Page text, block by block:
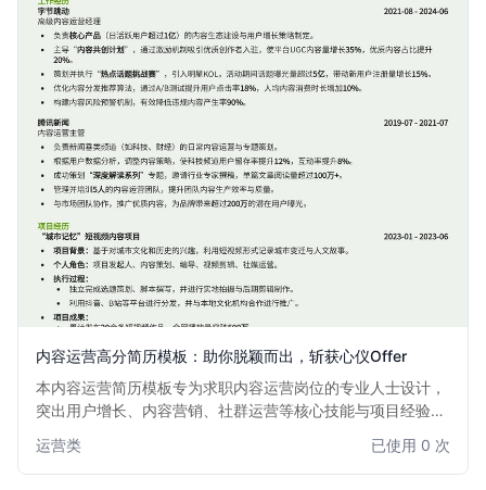
内容运营高分简历模板：助你脱颖而出，斩获心仪Offer
本内容运营简历模板专为求职内容运营岗位的专业人士设计，
突出用户增长、内容营销、社群运营等核心技能与项目经验。
的目光，提升面试成功率。适用于希望在互联网、新媒体、电
商等行业发展的内容运营从业者。
运营类 已使用 0 次